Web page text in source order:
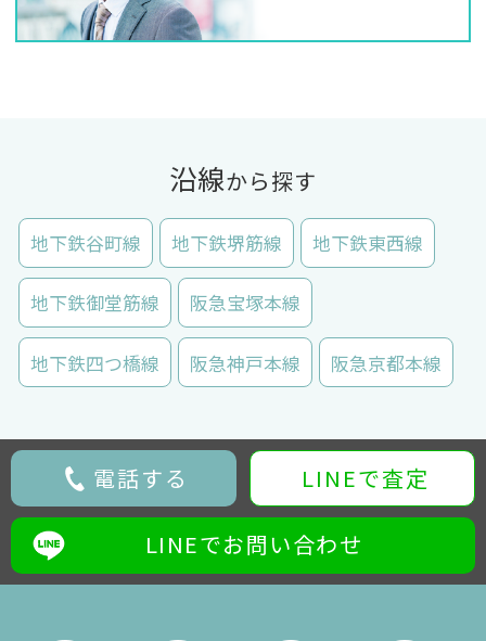
沿線から探す
地下鉄谷町線 地下鉄堺筋線 地下鉄東西線
地下鉄御堂筋線 阪急宝塚本線
地下鉄四つ橋線 阪急神戸本線 阪急京都本線
電話する LINEで査定
LINEでお問い合わせ